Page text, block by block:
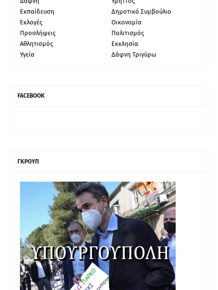
Εκπαίδευση
Δημοτικό Συμβούλιο
Εκλογές
Οικονομία
Προσλήψεις
Πολιτισμός
Αθλητισμός
Εκκλησία
Υγεία
Δάφνη Τριγύρω
FACEBOOK
ΓΚΡΟΥΠ